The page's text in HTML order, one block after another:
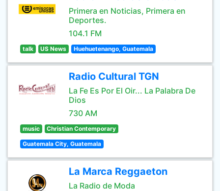
Primera en Noticias, Primera en
Deportes.
104.1 FM
talk US News Huehuetenango, Guatemala
Radio Cultural TGN
La Fe Es Por El Oir... La Palabra De
Dios
730 AM
music Christian Contemporary
Guatemala City, Guatemala
La Marca Reggaeton
La Radio de Moda